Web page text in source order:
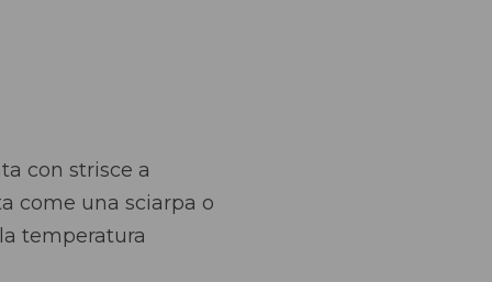
con strisce a
come una sciarpa o
temperatura